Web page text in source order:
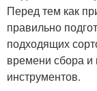
Перед тем как
правильно
подходящих
времени сбора и
инструментов.